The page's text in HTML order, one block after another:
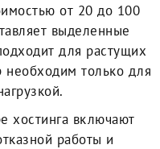
от 20 до 100
выделенные
для растущих
только для
хостинга включают
работы и